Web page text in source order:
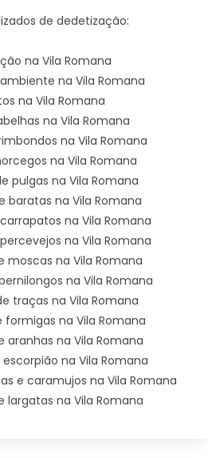
de dedetização:
na Vila Romana
na Vila Romana
na Vila Romana
na Vila Romana
na Vila Romana
na Vila Romana
pulgas na Vila Romana
baratas na Vila Romana
na Vila Romana
na Vila Romana
moscas na Vila Romana
na Vila Romana
traças na Vila Romana
na Vila Romana
aranhas na Vila Romana
na Vila Romana
e caramujos na Vila Romana
largatas na Vila Romana